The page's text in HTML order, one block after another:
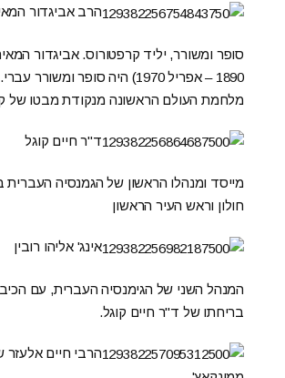
הרב אביגדור
1890 – אפריל 1970) היה סופר
מלחמת העולם הראשונה מנקודת מבטו של
ד"ר חיים קוגל
מייסד ומנהלו הראשון של הגמנסיה העברית
חולון וראש העיר הראשון
אינג' אליהו רובין
המנהל השני של הגימנסיה העברית, עם
בריחתו של ד"ר חיים קוגל.
הרבי חיים